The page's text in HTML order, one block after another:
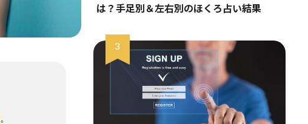
。
は？手足別＆左右別のほくろ占い結果